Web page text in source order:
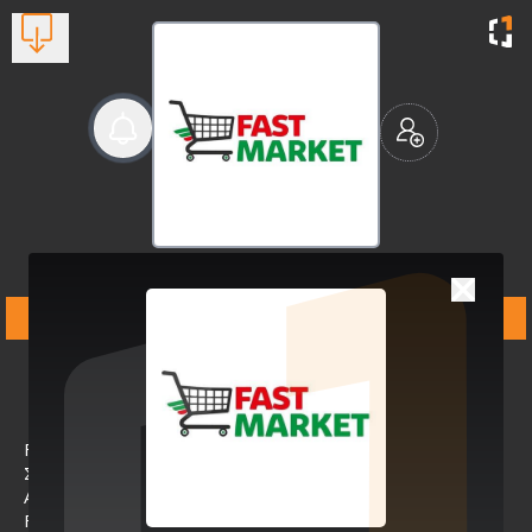
Supermarket
Fastmarket.gr: Το Online
Σούπερ Μάρκετ που
Αλλάζει τα ΔεδομέναΤο
Fastmarket.gr είναι κάτι